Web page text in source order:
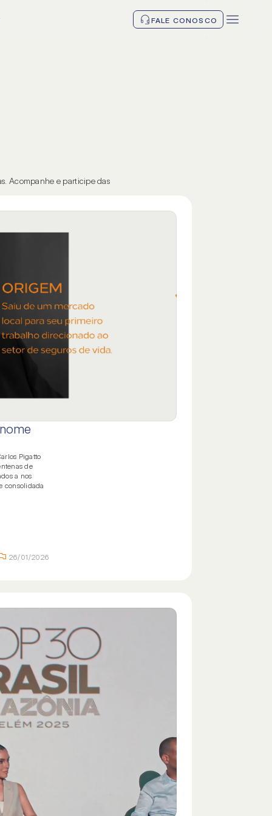
FALE CONOSCO
Acompanhe e participe das
Pigatto
de
a nos
consolidada
26/01/2026